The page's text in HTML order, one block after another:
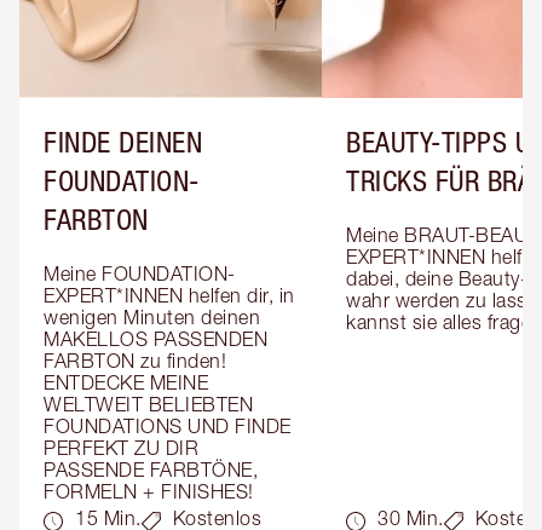
FINDE DEINEN
FOUNDATION-
FARBTON
Meine FOUNDATION-
EXPERT*INNEN helfen dir, in
wenigen Minuten deinen
MAKELLOS PASSENDEN
FARBTON zu finden!
ENTDECKE MEINE
WELTWEIT BELIEBTEN
FOUNDATIONS UND FINDE
PERFEKT ZU DIR
PASSENDE FARBTÖNE,
FORMELN + FINISHES!
15 Min.
Kostenlos
BEAUTY-TIPPS
TRICKS FÜR
Meine BRAUT-
EXPERT*INNEN
dabei, deine Beauty-
wahr werden zu
kannst sie alles
30 Min.